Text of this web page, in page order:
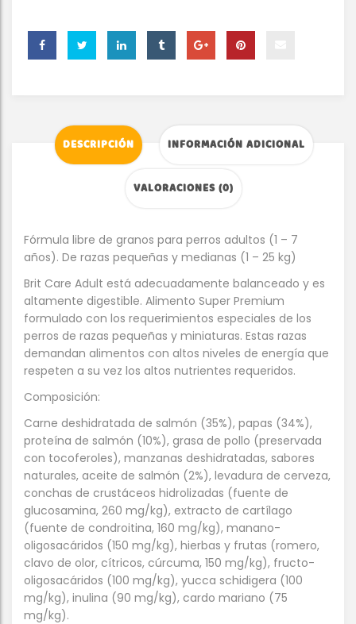
DESCRIPCIÓN INFORMACIÓN ADICIONAL
VALORACIONES (0)
Fórmula libre de granos para perros adultos (1 – 7
años). De razas pequeñas y medianas (1 – 25 kg)
Brit Care Adult está adecuadamente balanceado y es
altamente digestible. Alimento Super Premium
formulado con los requerimientos especiales de los
perros de razas pequeñas y miniaturas. Estas razas
demandan alimentos con altos niveles de energía que
respeten a su vez los altos nutrientes requeridos.
Composición:
Carne deshidratada de salmón (35%), papas (34%),
proteína de salmón (10%), grasa de pollo (preservada
con tocoferoles), manzanas deshidratadas, sabores
naturales, aceite de salmón (2%), levadura de cerveza,
conchas de crustáceos hidrolizadas (fuente de
glucosamina, 260 mg/kg), extracto de cartílago
(fuente de condroitina, 160 mg/kg), manano-
oligosacáridos (150 mg/kg), hierbas y frutas (romero,
clavo de olor, cítricos, cúrcuma, 150 mg/kg), fructo-
oligosacáridos (100 mg/kg), yucca schidigera (100
mg/kg), inulina (90 mg/kg), cardo mariano (75
mg/kg).